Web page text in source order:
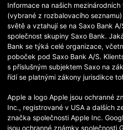
Informace na našich
(vybrané z rozbalovacího
světě a vztahují se na Saxo Bank
společnost skupiny Saxo Bank.
Bank se týká celé organizace,
poboček pod Saxo Bank A/S.
s příslušným subjektem Saxo na
řídí se platnými zákony jurisdikce
Apple a logo Apple jsou ochranné
Inc., registrované v USA a dalších
značka společnosti Apple Inc.
jsou ochranné známky společnosti